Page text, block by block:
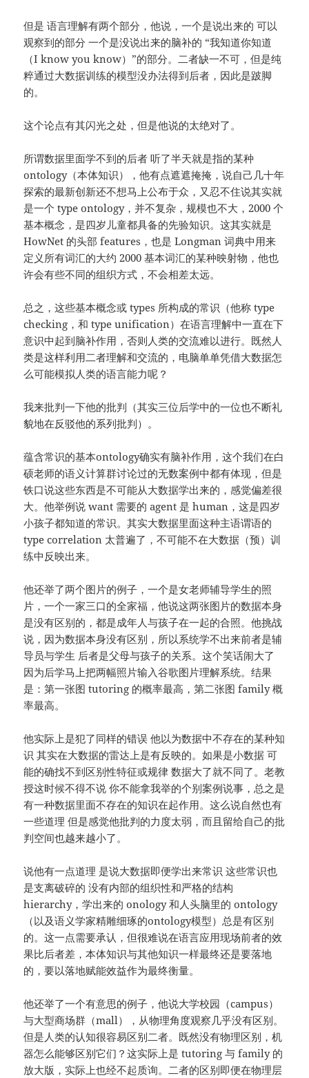
但是 语言理解有两个部分，他说，一个是说出来的 可以
观察到的部分 一个是没说出来的脑补的 “我知道你知道
（I know you know）”的部分。二者缺一不可，但是纯
粹通过大数据训练的模型没办法得到后者，因此是跛脚
的。
这个论点有其闪光之处，但是他说的太绝对了。
所谓数据里面学不到的后者 听了半天就是指的某种
ontology（本体知识），他有点遮遮掩掩，说自己几十年
探索的最新创新还不想马上公布于众，又忍不住说其实就
是一个 type ontology，并不复杂，规模也不大，2000 个
基本概念，是四岁儿童都具备的先验知识。这其实就是
HowNet 的头部 features，也是 Longman 词典中用来
定义所有词汇的大约 2000 基本词汇的某种映射物，他也
许会有些不同的组织方式，不会相差太远。
总之，这些基本概念或 types 所构成的常识（他称 type
checking，和 type unification）在语言理解中一直在下
意识中起到脑补作用，否则人类的交流难以进行。既然人
类是这样利用二者理解和交流的，电脑单单凭借大数据怎
么可能模拟人类的语言能力呢？
我来批判一下他的批判（其实三位后学中的一位也不断礼
貌地在反驳他的系列批判）。
蕴含常识的基本ontology确实有脑补作用，这个我们在白
硕老师的语义计算群讨论过的无数案例中都有体现，但是
铁口说这些东西是不可能从大数据学出来的，感觉偏差很
大。他举例说 want 需要的 agent 是 human，这是四岁
小孩子都知道的常识。其实大数据里面这种主语谓语的
type correlation 太普遍了，不可能不在大数据（预）训
练中反映出来。
他还举了两个图片的例子，一个是女老师辅导学生的照
片，一个一家三口的全家福，他说这两张图片的数据本身
是没有区别的，都是成年人与孩子在一起的合照。他挑战
说，因为数据本身没有区别，所以系统学不出来前者是辅
导员与学生 后者是父母与孩子的关系。这个笑话闹大了
因为后学马上把两幅照片输入谷歌图片理解系统。结果
是：第一张图 tutoring 的概率最高，第二张图 family 概
率最高。
他实际上是犯了同样的错误 他以为数据中不存在的某种知
识 其实在大数据的雷达上是有反映的。如果是小数据 可
能的确找不到区别性特征或规律 数据大了就不同了。老教
授这时候不得不说 你不能拿我举的个别案例说事，总之是
有一种数据里面不存在的知识在起作用。这么说自然也有
一些道理 但是感觉他批判的力度太弱，而且留给自己的批
判空间也越来越小了。
说他有一点道理 是说大数据即便学出来常识 这些常识也
是支离破碎的 没有内部的组织性和严格的结构
hierarchy，学出来的 onology 和人头脑里的 ontology
（以及语义学家精雕细琢的ontology模型）总是有区别
的。这一点需要承认，但很难说在语言应用现场前者的效
果比后者差，本体知识与其他知识一样最终还是要落地
的，要以落地赋能效益作为最终衡量。
他还举了一个有意思的例子，他说大学校园（campus）
与大型商场群（mall），从物理角度观察几乎没有区别。
但是人类的认知很容易区别二者。既然没有物理区别，机
器怎么能够区别它们？这实际上是 tutoring 与 family 的
放大版，实际上也经不起质询。二者的区别即便在物理层